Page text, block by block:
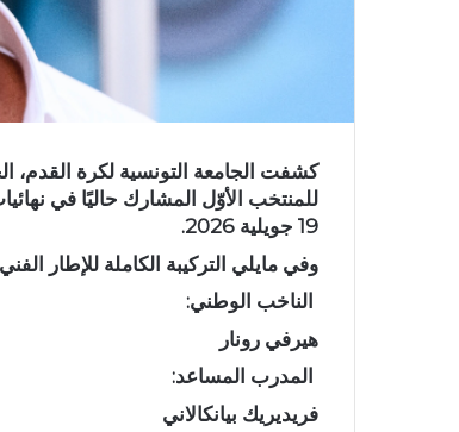
كشفت الجامعة التونسية لكرة القدم،
للمنتخب الأوّل المشارك حاليًا في
19 جويلية 2026.
وفي مايلي التركيبة الكاملة للإطار
الناخب الوطني:
هيرفي رونار
المدرب المساعد:
فريديريك بيانكالاني